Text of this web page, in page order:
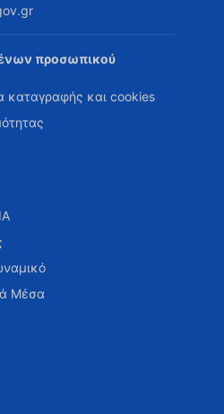
προσωπικού
καταγραφής και cookies
Μέσα